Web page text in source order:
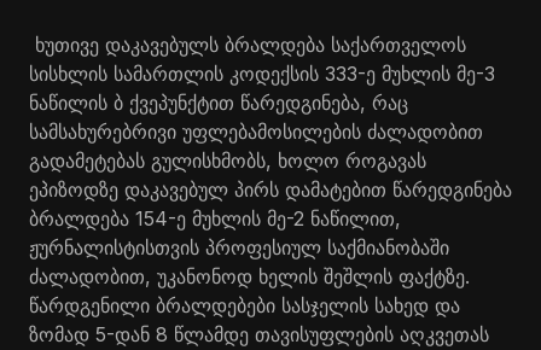
ხუთივე დაკავებულს ბრალდება საქართველოს
სისხლის სამართლის კოდექსის 333-ე მუხლის მე-3
ნაწილის ბ ქვეპუნქტით წარედგინება, რაც
სამსახურებრივი უფლებამოსილების ძალადობით
გადამეტებას გულისხმობს, ხოლო როგავას
ეპიზოდზე დაკავებულ პირს დამატებით წარედგინება
ბრალდება 154-ე მუხლის მე-2 ნაწილით,
ჟურნალისტისთვის პროფესიულ საქმიანობაში
ძალადობით, უკანონოდ ხელის შეშლის ფაქტზე.
წარდგენილი ბრალდებები სასჯელის სახედ და
ზომად 5-დან 8 წლამდე თავისუფლების აღკვეთას